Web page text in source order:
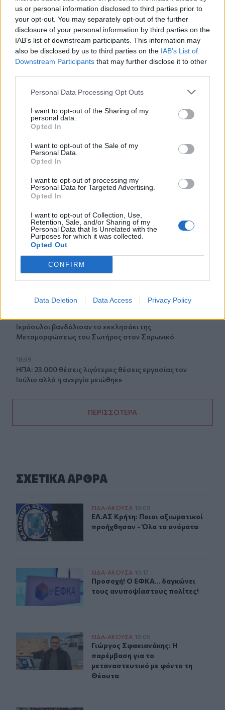
us or personal information disclosed to third parties prior to
your opt-out. You may separately opt-out of the further
disclosure of your personal information by third parties on the
IAB’s list of downstream participants. This information may
also be disclosed by us to third parties on the IAB’s List of
Downstream Participants that may further disclose it to other
Personal Data Processing Opt Outs
I want to opt-out of the Sharing of my
personal data.
Opted In
I want to opt-out of the Sale of my
Personal Data.
Opted In
I want to opt-out of processing my
Personal Data for Targeted Advertising.
Opted In
I want to opt-out of Collection, Use,
Retention, Sale, and/or Sharing of my
Personal Data that Is Unrelated with the
Purposes for which it was collected.
Opted Out
CONFIRM
Data Deletion Data Access Privacy Policy
Ρέθυμνο: Φωτιά σε σπίτι προκάλεσε αναστάτωση στην
Καλλιθέα
19:59
Μαρούσι: Συνελήφθη 35χρονος με 106 συσκευασίες
χασίς σε προαύλιο χώρο σχολείου
Πάτρα: Θρήνος για μωράκι μόλις 8 ημερών –
19:45
λιπασμάτων
Καλοκαίρι 2026: Η Ευρώπη στις φλόγες - 5 εκατ.
στρέμματα στάχτη, από την Πορτογαλία έως την Κρήτη
(Βίντεο)
ΗΠΑ: Εφετείο απαγόρευσε να συνεχιστεί η κατασκευή
της αίθουσας χορού στον Λευκό Οίκο
Χανιά: Σχεδόν 1 εκατ. ευρώ από το Ταμείο Αλληλεγγύης
του Υπουργείου Μετανάστευσης και Ασύλου για
Ιερόσυλοι βανδάλισαν το εκκλησάκι της
Μεταμορφώσεως του Σωτήρος στον Σαρωνικό
18:59
ΗΠΑ: 23.000 θέσεις λιγότερες θέσεις εργασίας τον
Ιούλιο αλλά η ανεργία μειώθηκε
ΠΕΡΙΣΣΟΤΕΡΑ
ΣΧΕΤΙΚA AΡΘΡΑ
ΕΛ.ΑΣ Κρήτη: Ποιοι αξιωματικοί προήχθησαν - Όλα τα
ΕΙΔΑ-ΑΚΟΥΣΑ 18:09
ΕΛ.ΑΣ Κρήτη: Ποιοι αξιωματικοί
ΕΛ.ΑΣ Κρήτη: Ποιοι αξιωματικοί
προήχθησαν - Όλα τα ονόματα
Προσοχή! Ο ΕΦΚΑ… δαγκώνει τους ανυποψίαστους
ΕΙΔΑ-ΑΚΟΥΣΑ 10:17
Προσοχή! Ο ΕΦΚΑ… δαγκώνει τους
Προσοχή! Ο ΕΦΚΑ… δαγκώνει
τους ανυποψίαστους πολίτες!
Γιώργος Σφακιανάκης: Η παρέμβαση για το
ΕΙΔΑ-ΑΚΟΥΣΑ 18:05
Γιώργος Σφακιανάκης: Η
Γιώργος Σφακιανάκης: Η
παρέμβαση για το
μεταναστευτικό με φόντο τη
Θέουτα